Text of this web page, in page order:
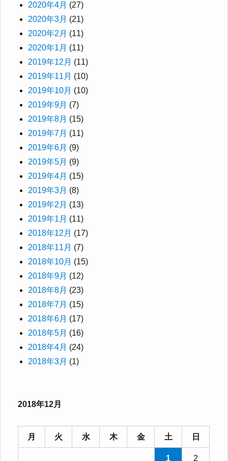
2020年4月 (27)
2020年3月 (21)
2020年2月 (11)
2020年1月 (11)
2019年12月 (11)
2019年11月 (10)
2019年10月 (10)
2019年9月 (7)
2019年8月 (15)
2019年7月 (11)
2019年6月 (9)
2019年5月 (9)
2019年4月 (15)
2019年3月 (8)
2019年2月 (13)
2019年1月 (11)
2018年12月 (17)
2018年11月 (7)
2018年10月 (15)
2018年9月 (12)
2018年8月 (23)
2018年7月 (15)
2018年6月 (17)
2018年5月 (16)
2018年4月 (24)
2018年3月 (1)
2018年12月
月 火 水 木 金 土 日
1 2